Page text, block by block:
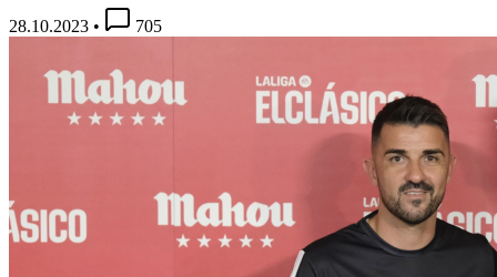
28.10.2023 • 705